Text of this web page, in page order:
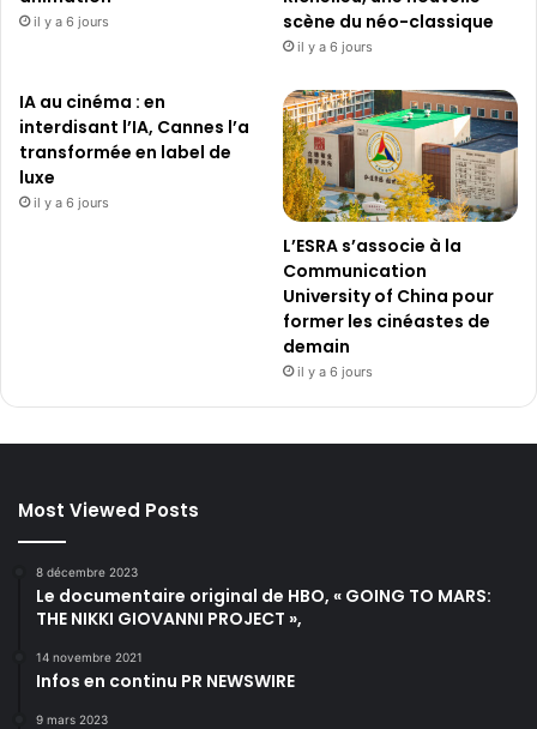
il y a 6 jours
scène du néo-classique
il y a 6 jours
IA au cinéma : en
interdisant l’IA, Cannes l’a
transformée en label de
luxe
il y a 6 jours
L’ESRA s’associe à la
Communication
University of China pour
former les cinéastes de
demain
il y a 6 jours
Most Viewed Posts
8 décembre 2023
Le documentaire original de HBO, « GOING TO MARS:
THE NIKKI GIOVANNI PROJECT »,
14 novembre 2021
Infos en continu PR NEWSWIRE
9 mars 2023